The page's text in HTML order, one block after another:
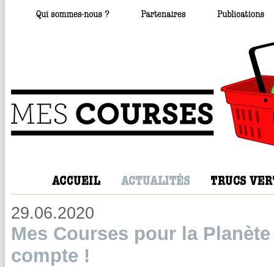
29.06.2020
Mes Courses pour la
compte !